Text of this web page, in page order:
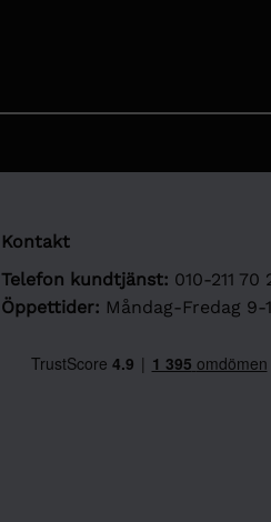
Kontakt
Telefon kundtjänst: 010-211 70
Öppettider: Måndag-Fredag 9-